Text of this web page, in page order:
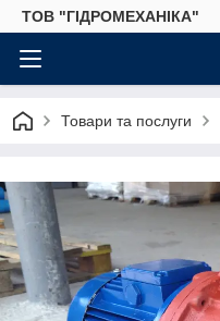
ТОВ "ГІДРОМЕХАНІКА"
Товари та послуги